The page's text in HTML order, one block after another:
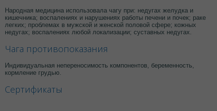
Народная медицина использовала чагу при: недугах желудка и
кишечника; воспалениях и нарушениях работы печени и почек; раке
легких; проблемах в мужской и женской половой сфере; кожных
недугах; воспалениях любой локализации; суставных недугах.
Чага противопоказания
Индивидуальная непереносимость компонентов, беременность,
кормление грудью.
Сертификаты